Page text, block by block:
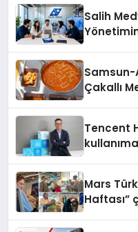
Salih
Samsun-
Çakallı
Tencent
Mars
Haftası”